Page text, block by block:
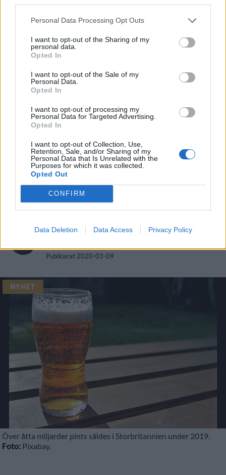
Personal Data Processing Opt Outs
I want to opt-out of the Sharing of my
personal data.
Opted In
I want to opt-out of the Sale of my
Personal Data.
Opted In
I want to opt-out of processing my
Personal Data for Targeted Advertising.
Opted In
I want to opt-out of Collection, Use,
Retention, Sale, and/or Sharing of my
Personal Data that Is Unrelated with the
Purposes for which it was collected.
Opted Out
CONFIRM
Data Deletion Data Access Privacy Policy
NYHET
Så många miljarder pints
köpte britterna
Publicerat 2020-03-09
NYHET
Över åtta miljarder pints såldes i Storbritannien under 2019.
Foto: Pixabay.